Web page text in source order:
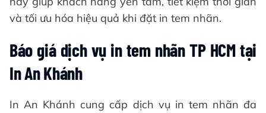
và tối ưu hóa hiệu quả khi đặt in tem nhãn.
Báo giá dịch vụ in tem nhãn TP HCM tại
In An Khánh
In An Khánh cung cấp dịch vụ in tem nhãn đa